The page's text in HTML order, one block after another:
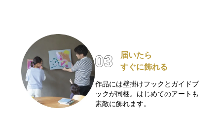
届いたら
すぐに飾れる
作品には壁掛けフックとガイドブ
ックが同梱。はじめてのアートも
素敵に飾れます。